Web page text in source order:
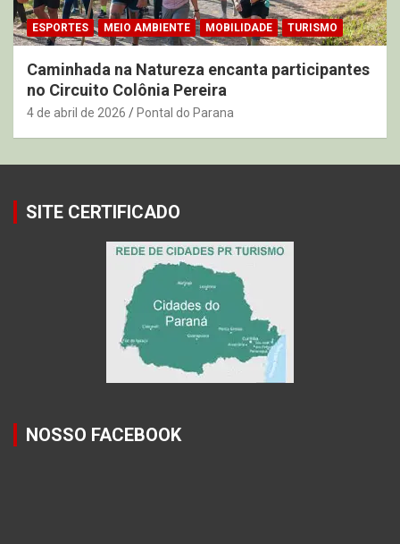
ESPORTES MEIO AMBIENTE MOBILIDADE TURISMO
Caminhada na Natureza encanta participantes
no Circuito Colônia Pereira
4 de abril de 2026 Pontal do Parana
SITE CERTIFICADO
NOSSO FACEBOOK